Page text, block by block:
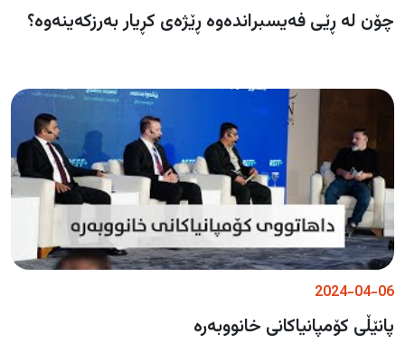
چۆن لە ڕێی فەیسبراندەوە ڕێژەی کڕیار بەرزکەینەوە؟
2024-04-06
پانێڵی کۆمپانیاکانی خانووبەرە